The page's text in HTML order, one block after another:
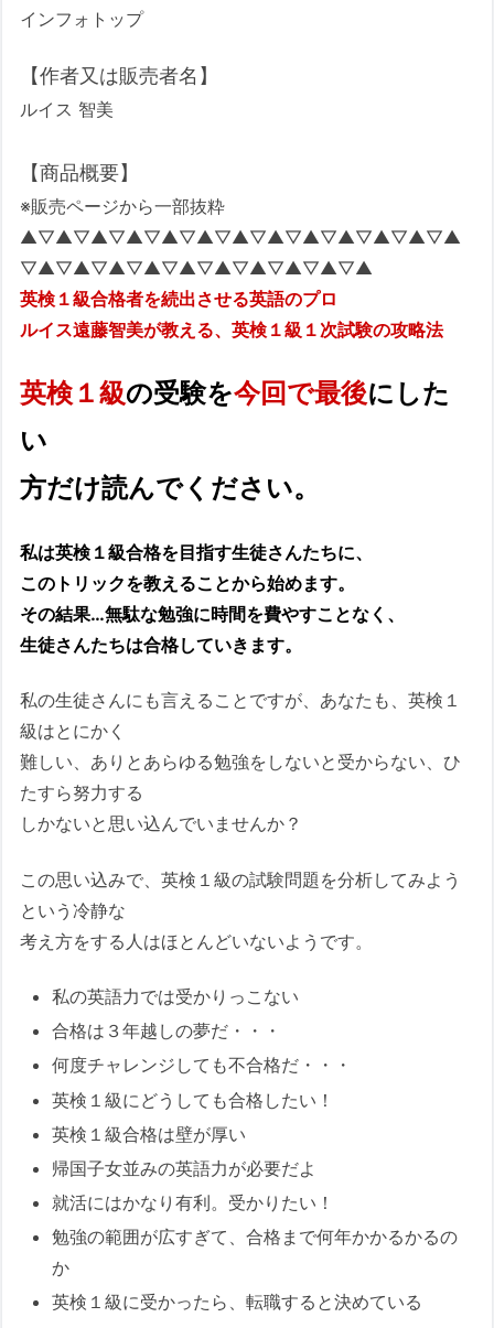
インフォトップ
【作者又は販売者名】
ルイス 智美
【商品概要】
※販売ページから一部抜粋
▲▽▲▽▲▽▲▽▲▽▲▽▲▽▲▽▲▽▲▽▲▽▲▽▲
▽▲▽▲▽▲▽▲▽▲▽▲▽▲▽▲▽▲▽▲
英検１級合格者を続出させる英語のプロ
ルイス遠藤智美が教える、英検１級１次試験の攻略法
英検１級の受験を今回で最後にした
い
方だけ読んでください。
私は英検１級合格を目指す生徒さんたちに、
このトリックを教えることから始めます。
その結果…無駄な勉強に時間を費やすことなく、
生徒さんたちは合格していきます。
私の生徒さんにも言えることですが、あなたも、英検１
級はとにかく
難しい、ありとあらゆる勉強をしないと受からない、ひ
たすら努力する
しかないと思い込んでいませんか？
この思い込みで、英検１級の試験問題を分析してみよう
という冷静な
考え方をする人はほとんどいないようです。
私の英語力では受かりっこない
合格は３年越しの夢だ・・・
何度チャレンジしても不合格だ・・・
英検１級にどうしても合格したい！
英検１級合格は壁が厚い
帰国子女並みの英語力が必要だよ
就活にはかなり有利。受かりたい！
勉強の範囲が広すぎて、合格まで何年かかるかるの
か
英検１級に受かったら、転職すると決めている